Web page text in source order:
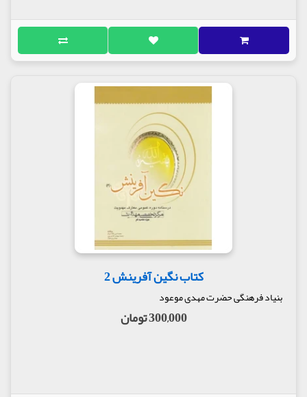
کتاب نگین آفرینش 2
بنیاد فرهنگی حضرت مهدی موعود
300,000 تومان